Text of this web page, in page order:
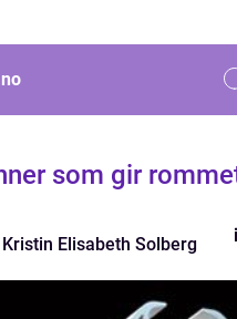
no
som gir
Kristin Elisabeth Solberg